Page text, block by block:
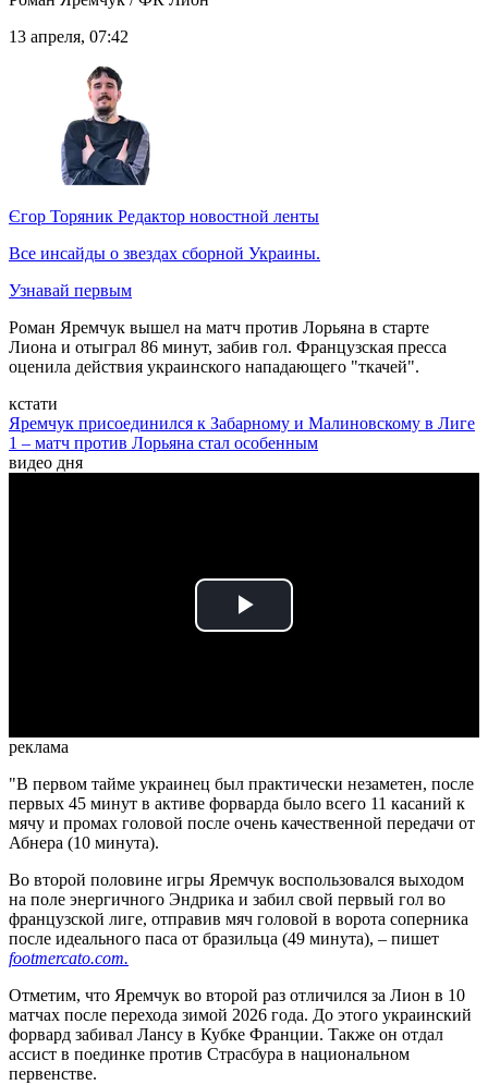
13 апреля, 07:42
Єгор Торяник Редактор новостной ленты
Все инсайды о звездах сборной Украины.
Узнавай первым
Роман Яремчук вышел на матч против Лорьяна в старте
Лиона и отыграл 86 минут, забив гол. Французская пресса
оценила действия украинского нападающего "ткачей".
кстати
Яремчук присоединился к Забарному и Малиновскому в Лиге
1 – матч против Лорьяна стал особенным
видео дня
Play
реклама
"В первом тайме украинец был практически незаметен, после
первых 45 минут в активе форварда было всего 11 касаний к
мячу и промах головой после очень качественной передачи от
Абнера (10 минута).
Во второй половине игры Яремчук воспользовался выходом
на поле энергичного Эндрика и забил свой первый гол во
французской лиге, отправив мяч головой в ворота соперника
после идеального паса от бразильца (49 минута), – пишет
footmercato.com.
Отметим, что Яремчук во второй раз отличился за Лион в 10
матчах после перехода зимой 2026 года. До этого украинский
форвард забивал Лансу в Кубке Франции. Также он отдал
ассист в поединке против Страсбура в национальном
первенстве.